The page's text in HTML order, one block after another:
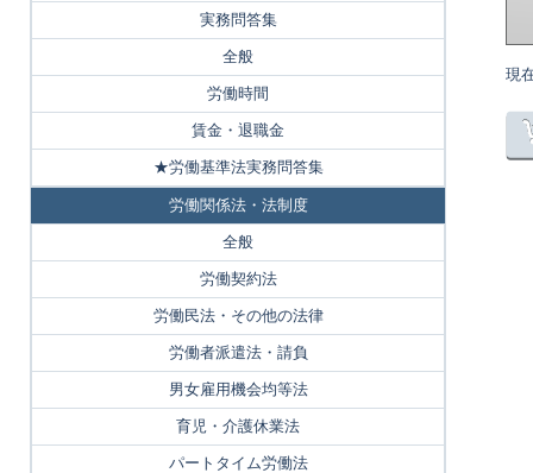
現
実務問答集
全般
労働時間
賃金・退職金
★労働基準法実務問答集
労働関係法・法制度
全般
労働契約法
労働民法・その他の法律
労働者派遣法・請負
男女雇用機会均等法
育児・介護休業法
パートタイム労働法